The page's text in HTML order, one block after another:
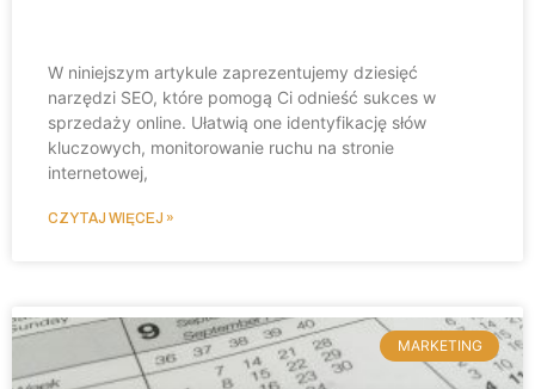
W niniejszym artykule zaprezentujemy dziesięć
narzędzi SEO, które pomogą Ci odnieść sukces w
sprzedaży online. Ułatwią one identyfikację słów
kluczowych, monitorowanie ruchu na stronie
internetowej,
CZYTAJ WIĘCEJ »
MARKETING